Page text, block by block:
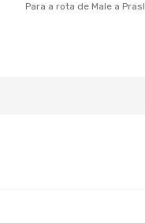
Para a rota de Male a